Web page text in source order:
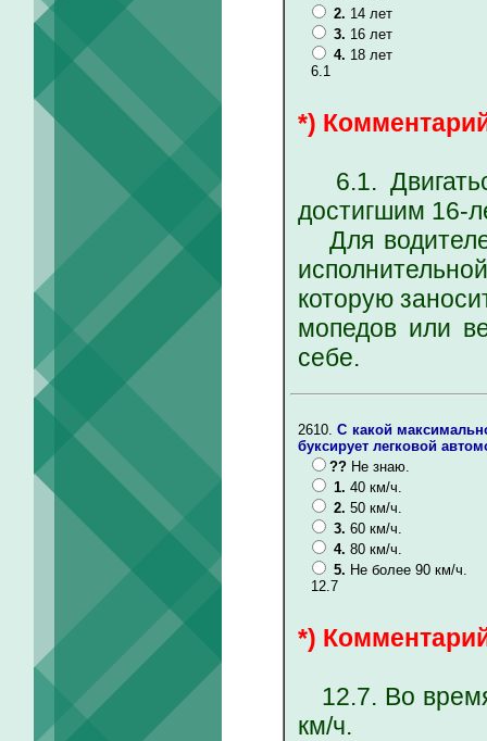
2. 14 лет
3. 16 лет
4. 18 лет
6.1
*)
6.1.
достигшим 16-
Для
которую
мопедов или
себе.
2610.С какой
буксирует легковой
?? Не знаю.
1. 40 км/ч.
2. 50 км/ч.
3. 60 км/ч.
4. 80 км/ч.
5. Не более 90 км/ч.
12.7
*)
12.7. Во
км/ч.